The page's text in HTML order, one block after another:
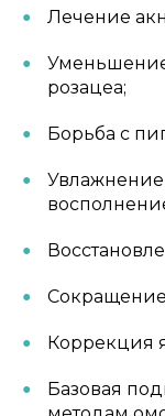
Лечение
розацеа;
Борьба с
Коррекция
Базовая